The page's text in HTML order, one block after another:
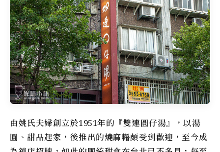
由姚氏夫婦創立於1951年的『雙連圓仔湯』，以湯
圓、甜品起家，後推出的燒麻糬頗受到歡迎，至今成